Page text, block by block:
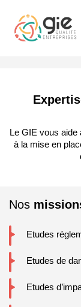
Le GIE vous aide
à la mise en
Nos
Etudes
Etudes de
Etudes